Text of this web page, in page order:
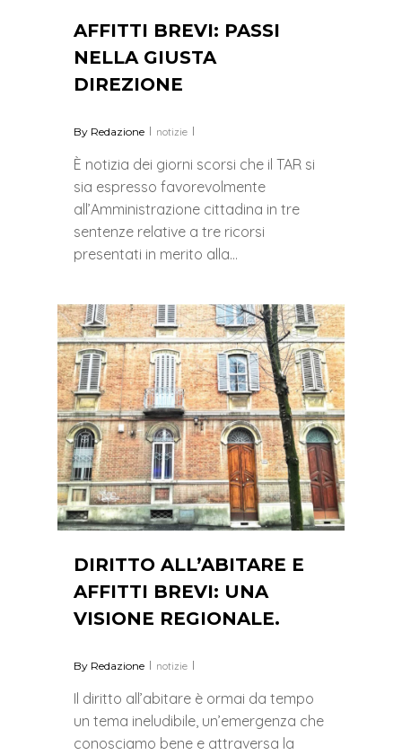
AFFITTI BREVI: PASSI
NELLA GIUSTA
DIREZIONE
By Redazione notizie
È notizia dei giorni scorsi che il TAR si
sia espresso favorevolmente
all’Amministrazione cittadina in tre
sentenze relative a tre ricorsi
presentati in merito alla…
DIRITTO ALL’ABITARE E
AFFITTI BREVI: UNA
VISIONE REGIONALE.
By Redazione notizie
Il diritto all’abitare è ormai da tempo
un tema ineludibile, un’emergenza che
conosciamo bene e attraversa la
0